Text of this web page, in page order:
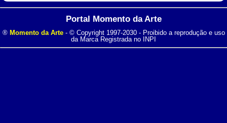
Portal Momento da Arte
® Momento da Arte- © Copyright 1997-2030 - Proibido a reprodução e uso
da Marca Registrada no INPI